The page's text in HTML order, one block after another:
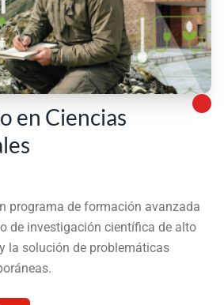
en Ciencias
programa de formación avanzada
de investigación científica de alto
la solución de problemáticas